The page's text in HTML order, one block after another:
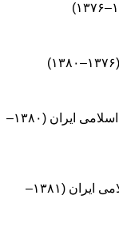
معاون هماهنگ‌کننده نیروی انتظامی جمهوری اسلامی ایران (۱۳۸۰–
جانشین فرمانده نیروی انتظامی جمهوری اسلامی ایران (۱۳۸۱–